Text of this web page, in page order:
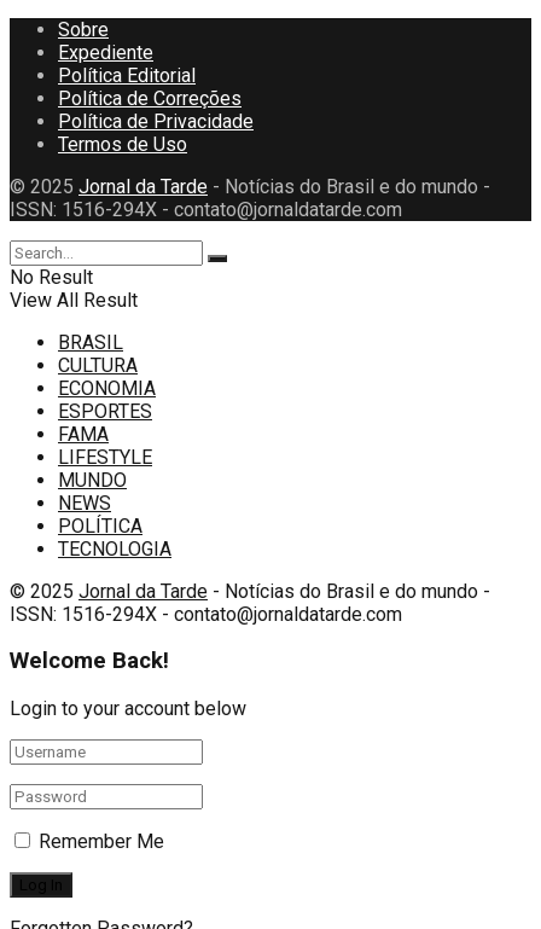
Sobre
Expediente
Política Editorial
Política de Correções
Política de Privacidade
Termos de Uso
© 2025 Jornal da Tarde - Notícias do Brasil e do mundo -
ISSN: 1516-294X - contato@jornaldatarde.com
No Result
View All Result
BRASIL
CULTURA
ECONOMIA
ESPORTES
FAMA
LIFESTYLE
MUNDO
NEWS
POLÍTICA
TECNOLOGIA
© 2025 Jornal da Tarde - Notícias do Brasil e do mundo -
ISSN: 1516-294X - contato@jornaldatarde.com
Welcome Back!
Login to your account below
Remember Me